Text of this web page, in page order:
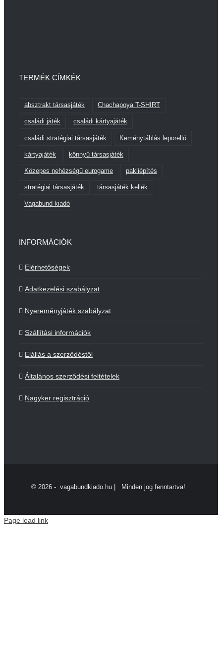
TERMÉK CÍMKÉK
absztrakt társasjáték Chachapoya T-SHIRT
családi játék családi kártyajáték
családi stratégiai társasjáték Keménytáblás leporelló
kártyajáték könnyű társasjáték
Közepes nehézségű eurogame pakliépítés
stratégiai társasjáték társasjáték kellék
Vagabund kiadó
INFORMÁCIÓK
Elérhetőségek
Adatkezelési szabályzat
Nyereményjáték szabályzat
Szállítási információk
Elállás a szerződéstől
Általános szerződési feltételek
Nagyker regisztráció
© 2026 - vagabundkiado.hu | Minden jog fenntartva!
Page load link